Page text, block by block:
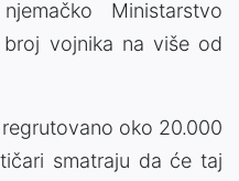
Ministarstvo
vojnika na više od
oko 20.000
smatraju da će taj